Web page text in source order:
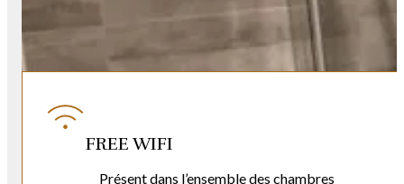
SERVICES ET ÉQUIPEMENTS DE NOS
GÎTES
FREE WIFI
Présent dans l’ensemble des chambres